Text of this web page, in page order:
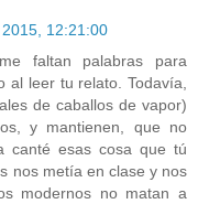
12:21:00
faltan palabras para
al leer tu relato. Todavía,
de caballos de vapor)
y mantienen, que no
canté esas cosa que tú
nos metía en clase y nos
modernos no matan a